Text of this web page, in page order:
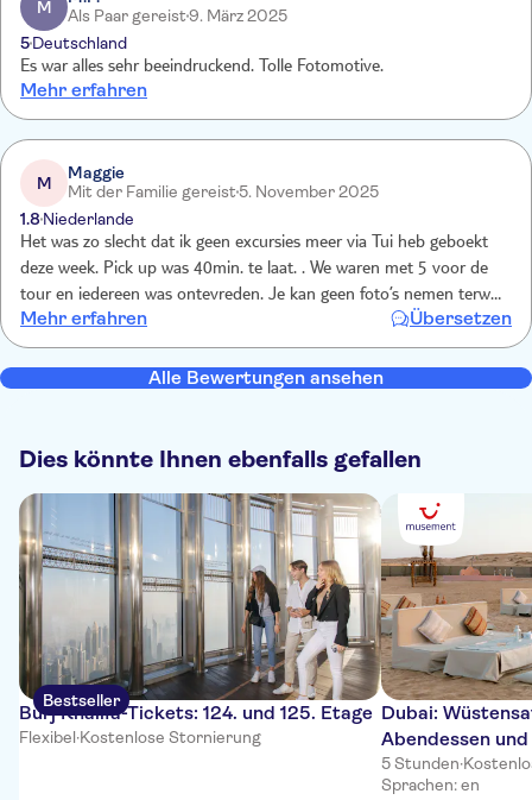
M
Als Paar gereist9. März 2025
5Deutschland
Es war alles sehr beeindruckend. Tolle Fotomotive.
Mehr erfahren
M
Maggie
Mit der Familie gereist5. November 2025
1.8 Niederlande
Het was zo slecht dat ik geen excursies meer via Tui heb geboekt
deze week. Pick up was 40min. te laat. . We waren met 5 voor de
tour en iedereen was ontevreden. Je kan geen foto’s nemen terwijl
je rijdt. Bij de meeste stopplaatsen had je slechts enkele minuten en
dan middenin in de tour werden we gedropt bij een zogezegde
museum, waar ze ons tapijten zaten te verkopen. Hier hebben we
Mehr erfahren Übersetzen
Alle Bewertungen ansehen
Dies könnte Ihnen ebenfalls gefallen
Bestseller
Burj Khalifa-Tickets: 124. und 125. Etage
Flexibel·Kostenlose Stornierung
Dubai:
Abendessen und
5 Stunden·
Sprachen: en